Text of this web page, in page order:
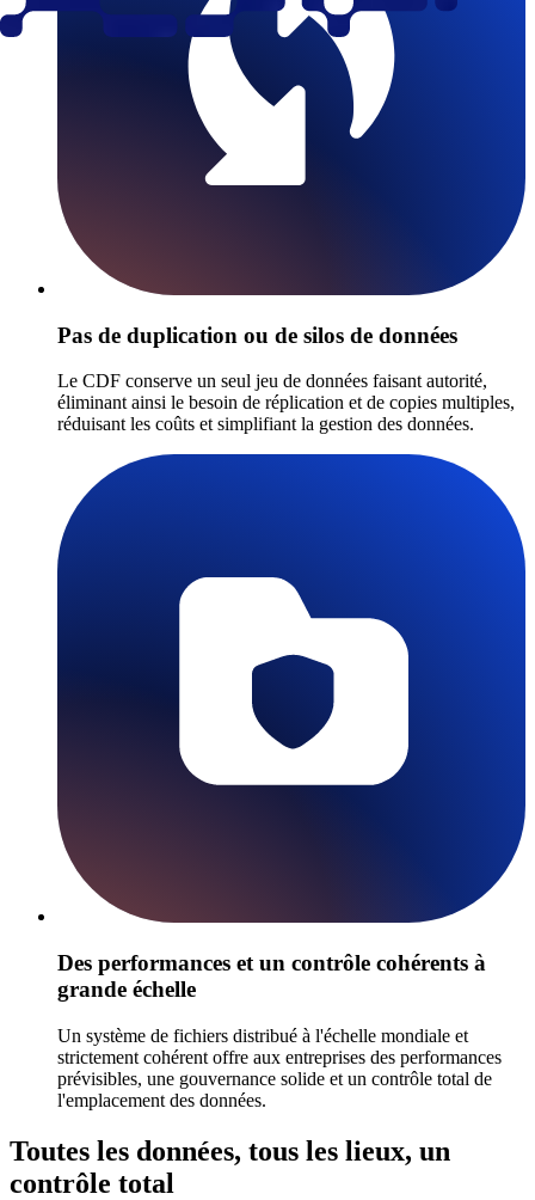
Pas de duplication ou de silos de données
Le CDF conserve un seul jeu de données faisant autorité,
éliminant ainsi le besoin de réplication et de copies multiples,
réduisant les coûts et simplifiant la gestion des données.
Des performances et un contrôle cohérents à
grande échelle
Un système de fichiers distribué à l'échelle mondiale et
strictement cohérent offre aux entreprises des performances
prévisibles, une gouvernance solide et un contrôle total de
l'emplacement des données.
Toutes les données, tous les lieux, un
contrôle total